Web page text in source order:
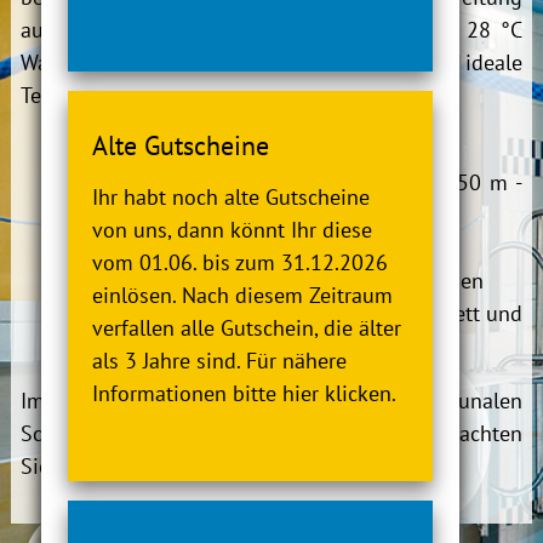
Alte Gutscheine
Ihr habt noch alte Gutscheine
von uns, dann könnt Ihr diese
vom 01.06. bis zum 31.12.2026
einlösen. Nach diesem Zeitraum
verfallen alle Gutschein, die älter
als 3 Jahre sind. Für nähere
Informationen bitte hier klicken.
auf den nächsten Wettkampf im Wasser. Mit 28 °C
Wassertemperatur hat das Becken eine ideale
Temperatur für sportliches Schwimmen.
Wassertemperatur ca. 28 °C
Wassertiefe im Hubbodenbereich von 0,50 m -
Wasserfläche 200 m²
25 m langes Schwimmbecken mit 3 Bahnen
Sprunganlage mit 3 Startblöcken, 1 m Brett und
3 m Plattform, Wassertiefe 3,80 m
Im Sportbecken wird ein Großteil des kommunalen
Schul- und Vereinssport durchgeführt. Bitte beachten
Sie daher unseren aktuellen